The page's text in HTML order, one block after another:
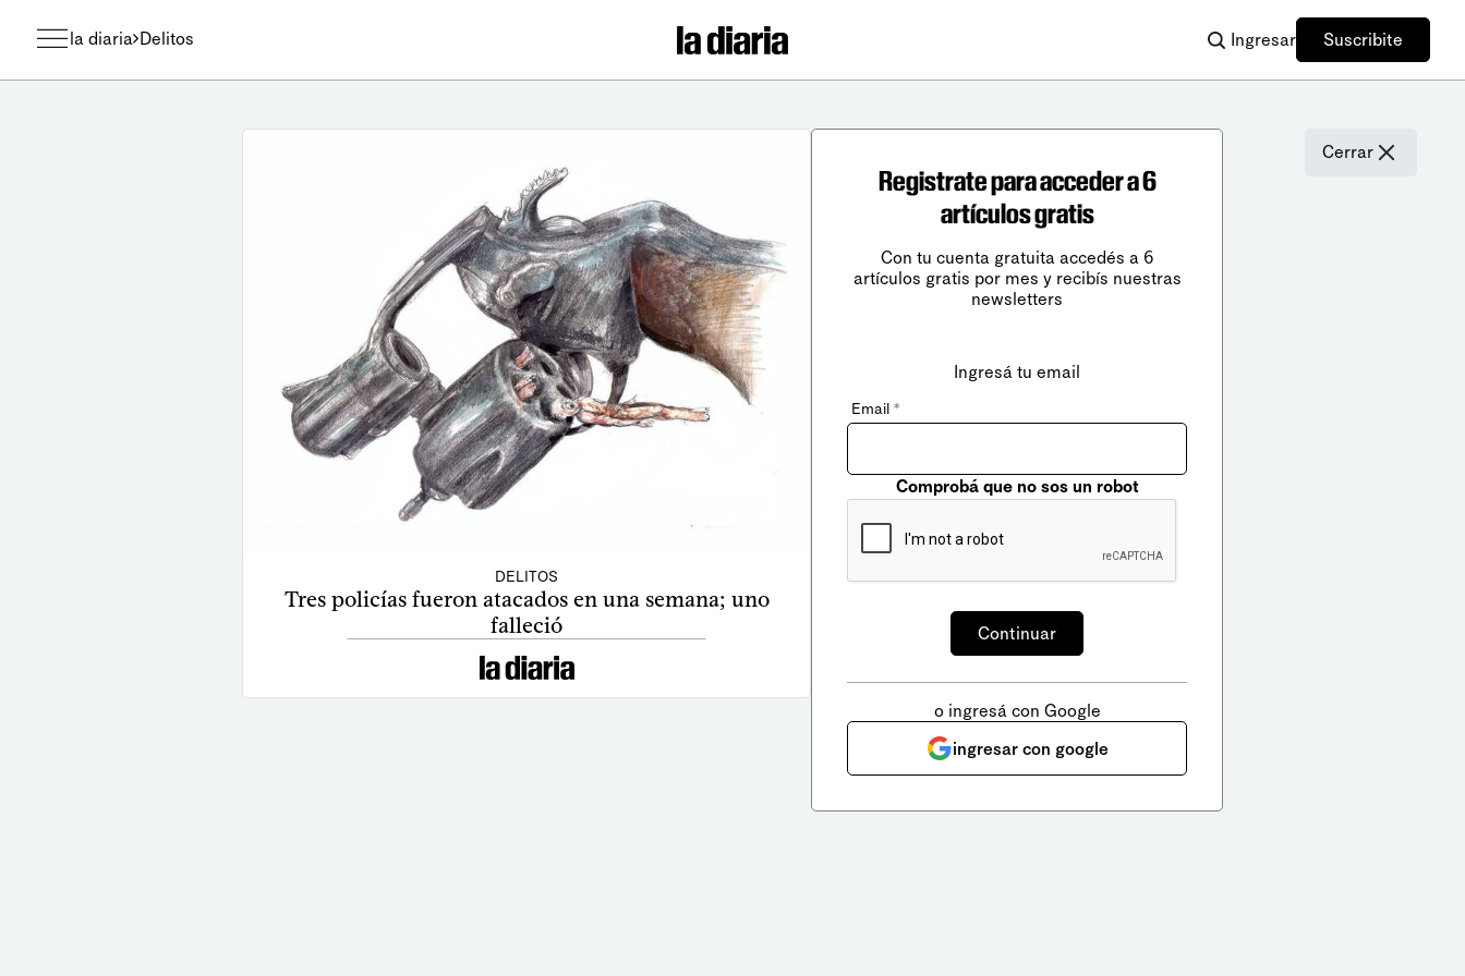
la diaria Delitos Ingresar Suscribite
DELITOS
Tres policías fueron atacados en una semana; uno
falleció
Cerrar
Registrate para acceder a 6
artículos gratis
Con tu cuenta gratuita accedés a 6
artículos gratis por mes y recibís nuestras
newsletters
Ingresá tu email
Email *
Comprobá que no sos un robot
o ingresá con Google
ingresar con google